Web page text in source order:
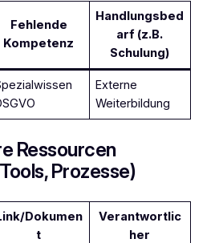
Fehlende
Kompetenz
Handlungsbed
arf (z.B.
Schulung)
Externe
Weiterbildung
Ressourcen
Prozesse)
Dokumen
t
Verantwortlic
her